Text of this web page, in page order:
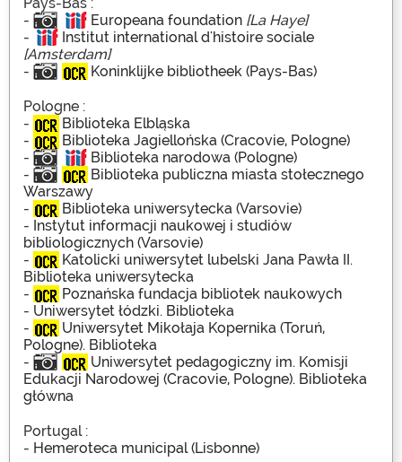
-
Europeana foundation [La Haye]
-
Institut international d'histoire sociale
[Amsterdam]
-
Koninklijke bibliotheek (Pays-Bas)
Pologne :
-
Biblioteka Elbląska
-
Biblioteka Jagiellońska (Cracovie, Pologne)
-
Biblioteka narodowa (Pologne)
-
Biblioteka publiczna miasta stołecznego
Warszawy
-
Biblioteka uniwersytecka (Varsovie)
- Instytut informacji naukowej i studiów
bibliologicznych (Varsovie)
-
Katolicki uniwersytet lubelski Jana Pawła II.
Biblioteka uniwersytecka
-
Poznańska fundacja bibliotek naukowych
- Uniwersytet łódzki. Biblioteka
-
Uniwersytet Mikołaja Kopernika (Toruń,
Pologne). Biblioteka
-
Uniwersytet pedagogiczny im. Komisji
Edukacji Narodowej (Cracovie, Pologne). Biblioteka
główna
Portugal :
- Hemeroteca municipal (Lisbonne)